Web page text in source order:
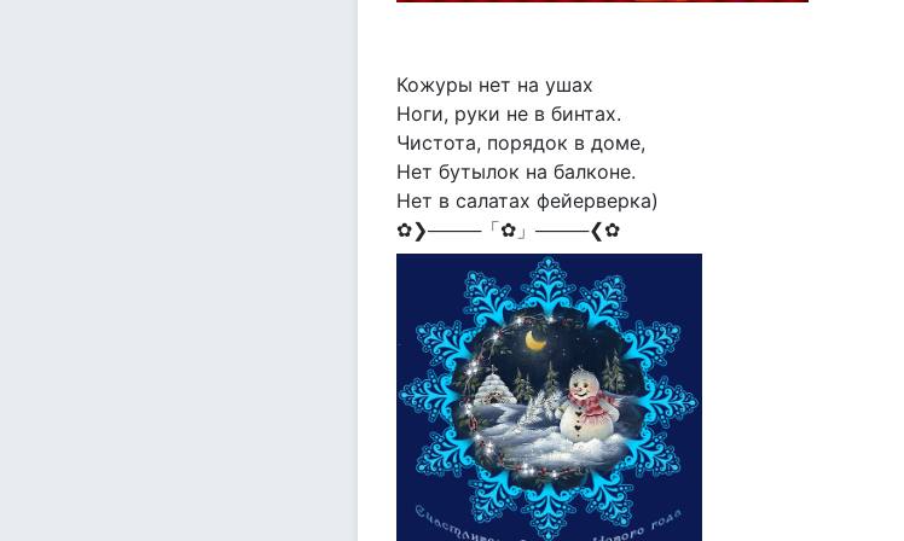
Кожуры нет на ушах
Ноги, руки не в бинтах.
Чистота, порядок в доме,
Нет бутылок на балконе.
Нет в салатах фейерверка)
✿❯────「✿」────❮✿